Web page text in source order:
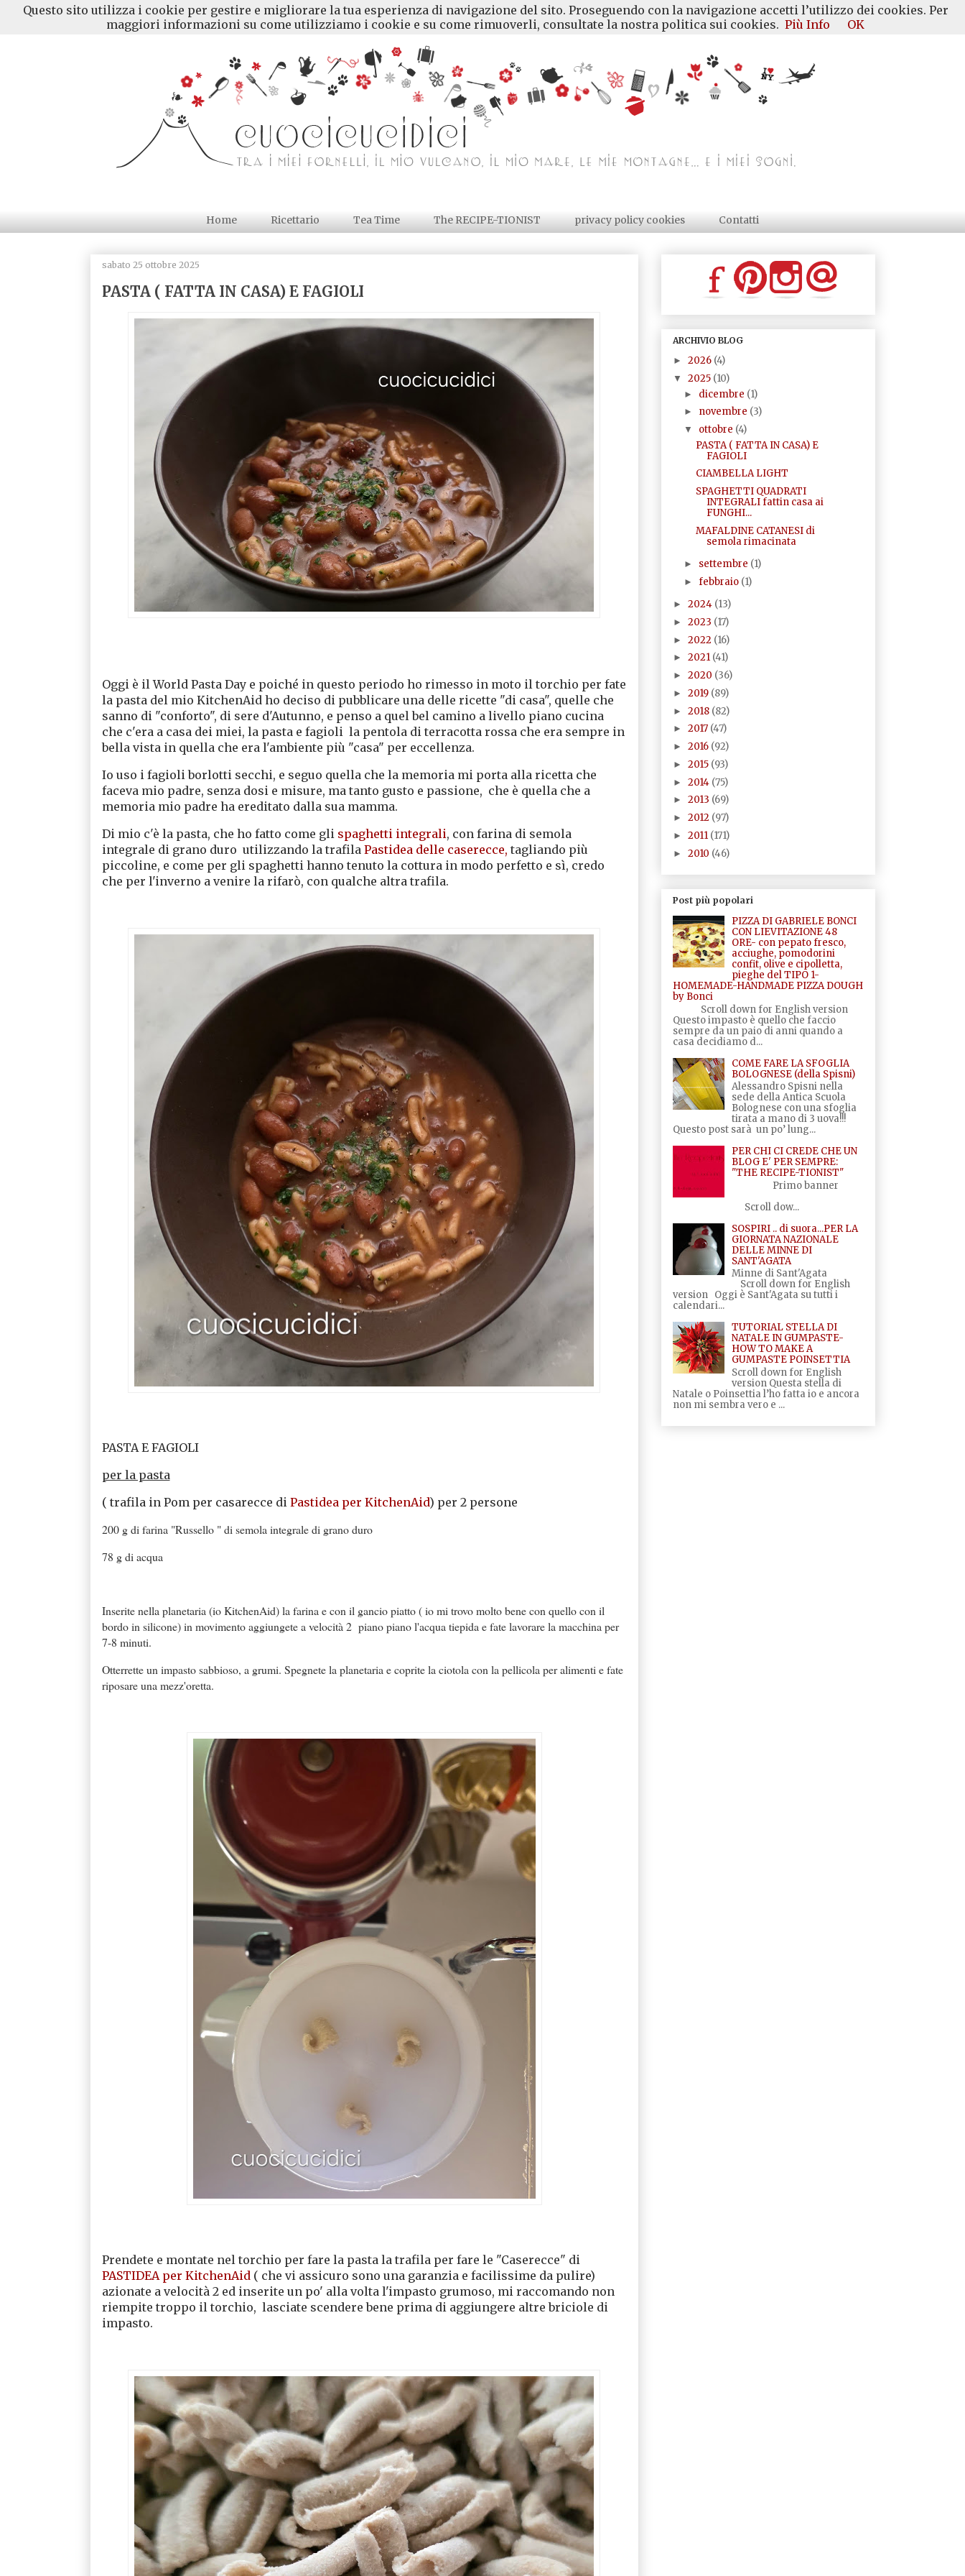
Home Ricettario Tea Time The RECIPE-TIONIST privacy policy cookies Contatti
sabato 25 ottobre 2025
PASTA ( FATTA IN CASA) E FAGIOLI
Oggi è il World Pasta Day e poiché in questo periodo ho rimesso in moto il torchio per fate
la pasta del mio KitchenAid ho deciso di pubblicare una delle ricette "di casa", quelle che
sanno di "conforto", di sere d'Autunno, e penso a quel bel camino a livello piano cucina
che c'era a casa dei miei, la pasta e fagioli la pentola di terracotta rossa che era sempre in
bella vista in quella che era l'ambiente più "casa" per eccellenza.
Io uso i fagioli borlotti secchi, e seguo quella che la memoria mi porta alla ricetta che
faceva mio padre, senza dosi e misure, ma tanto gusto e passione, che è quella che a
memoria mio padre ha ereditato dalla sua mamma.
Di mio c'è la pasta, che ho fatto come gli spaghetti integrali, con farina di semola
integrale di grano duro utilizzando la trafila Pastidea delle caserecce, tagliando più
piccoline, e come per gli spaghetti hanno tenuto la cottura in modo perfetto e sì, credo
che per l'inverno a venire la rifarò, con qualche altra trafila.
PASTA E FAGIOLI
per la pasta
( trafila in Pom per casarecce di Pastidea per KitchenAid) per 2 persone
200 g di farina "Russello " di semola integrale di grano duro
78 g di acqua
Inserite nella planetaria (io KitchenAid) la farina e con il gancio piatto ( io mi trovo molto bene con quello con il
bordo in silicone) in movimento aggiungete a velocità 2 piano piano l'acqua tiepida e fate lavorare la macchina per
7-8 minuti.
Otterrette un impasto sabbioso, a grumi. Spegnete la planetaria e coprite la ciotola con la pellicola per alimenti e fate
riposare una mezz'oretta.
Prendete e montate nel torchio per fare la pasta la trafila per fare le "Caserecce" di
PASTIDEA per KitchenAid ( che vi assicuro sono una garanzia e facilissime da pulire)
azionate a velocità 2 ed inserite un po' alla volta l'impasto grumoso, mi raccomando non
riempite troppo il torchio, lasciate scendere bene prima di aggiungere altre briciole di
impasto.
ARCHIVIO BLOG
► 2026 (4)
▼ 2025 (10)
► dicembre (1)
► novembre (3)
▼ ottobre (4)
PASTA ( FATTA IN CASA) E
FAGIOLI
CIAMBELLA LIGHT
SPAGHETTI QUADRATI
INTEGRALI fattin casa ai
FUNGHI...
MAFALDINE CATANESI di
semola rimacinata
► settembre (1)
►febbraio (1)
► 2024 (13)
► 2023 (17)
► 2022 (16)
► 2021 (41)
► 2020 (36)
► 2019 (89)
► 2018 (82)
► 2017 (47)
► 2016 (92)
► 2015 (93)
► 2014 (75)
► 2013 (69)
► 2012 (97)
► 2011 (171)
► 2010 (46)
Post più popolari
PIZZA DI GABRIELE BONCI
CON LIEVITAZIONE 48
ORE- con pepato fresco,
acciughe, pomodorini
confit, olive e cipolletta,
pieghe del TIPO 1-
HOMEMADE-HANDMADE PIZZA DOUGH
by Bonci
Scroll down for English version
Questo impasto è quello che faccio
sempre da un paio di anni quando a
casa decidiamo d...
COME FARE LA SFOGLIA
BOLOGNESE (della Spisni)
Alessandro Spisni nella
sede della Antica Scuola
Bolognese con una sfoglia
tirata a mano di 3 uova!!!
Questo post sarà un po’ lung...
PER CHI CI CREDE CHE UN
BLOG E' PER SEMPRE:
"THE RECIPE-TIONIST"
Primo banner
Scroll dow...
SOSPIRI .. di suora...PER LA
GIORNATA NAZIONALE
DELLE MINNE DI
SANT'AGATA
Minne di Sant'Agata
Scroll down for English
version Oggi è Sant'Agata su tutti i
calendari...
TUTORIAL STELLA DI
NATALE IN GUMPASTE-
HOW TO MAKE A
GUMPASTE POINSETTIA
Scroll down for English
version Questa stella di
Natale o Poinsettia l’ho fatta io e ancora
non mi sembra vero e ...
Questo sito utilizza i cookie per gestire e migliorare la tua esperienza di navigazione del sito. Proseguendo con la navigazione accetti l’utilizzo dei cookies. Per
maggiori informazioni su come utilizziamo i cookie e su come rimuoverli, consultate la nostra politica sui cookies. Più Info OK